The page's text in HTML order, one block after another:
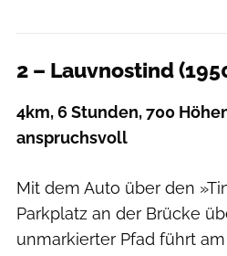
2 – Lauvnostind
4km, 6 Stunden, 700
anspruchsvoll
Mit dem Auto über den
Parkplatz an der Brücke
unmarkierter Pfad führt